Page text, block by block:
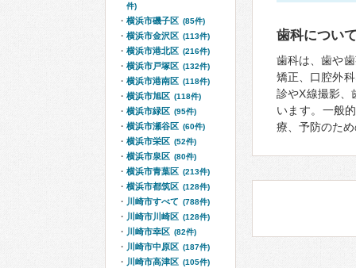
歯科につい
歯科は、歯や
矯正、口腔外
診やX線撮影、
います。一般
療、予防のた
件)
横浜市磯子区 (85件)
横浜市金沢区 (113件)
横浜市港北区 (216件)
横浜市戸塚区 (132件)
横浜市港南区 (118件)
横浜市旭区 (118件)
横浜市緑区 (95件)
横浜市瀬谷区 (60件)
横浜市栄区 (52件)
横浜市泉区 (80件)
横浜市青葉区 (213件)
横浜市都筑区 (128件)
川崎市すべて (788件)
川崎市川崎区 (128件)
川崎市幸区 (82件)
川崎市中原区 (187件)
川崎市高津区 (105件)